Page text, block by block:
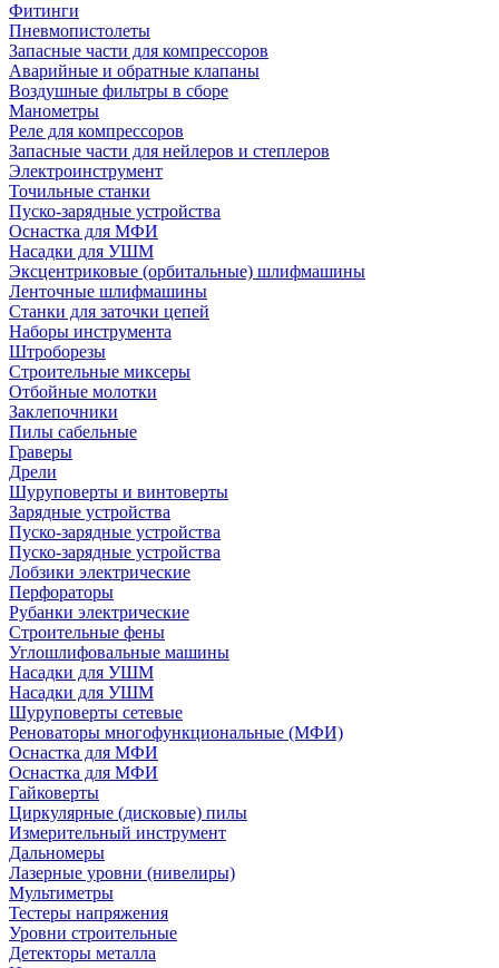
Фитинги
Пневмопистолеты
Запасные части для компрессоров
Аварийные и обратные клапаны
Воздушные фильтры в сборе
Манометры
Реле для компрессоров
Запасные части для нейлеров и степлеров
Электроинструмент
Точильные станки
Пуско-зарядные устройства
Оснастка для МФИ
Насадки для УШМ
Эксцентриковые (орбитальные) шлифмашины
Ленточные шлифмашины
Станки для заточки цепей
Наборы инструмента
Штроборезы
Строительные миксеры
Отбойные молотки
Заклепочники
Пилы сабельные
Граверы
Дрели
Шуруповерты и винтоверты
Зарядные устройства
Пуско-зарядные устройства
Пуско-зарядные устройства
Лобзики электрические
Перфораторы
Рубанки электрические
Строительные фены
Углошлифовальные машины
Насадки для УШМ
Насадки для УШМ
Шуруповерты сетевые
Реноваторы многофункциональные (МФИ)
Оснастка для МФИ
Оснастка для МФИ
Гайковерты
Циркулярные (дисковые) пилы
Измерительный инструмент
Дальномеры
Лазерные уровни (нивелиры)
Мультиметры
Тестеры напряжения
Уровни строительные
Детекторы металла